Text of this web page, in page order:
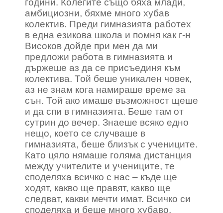
години. Колегите също бяха млади,
амбициозни, бяхме много хубав
колектив. Преди гимназията работех
в една езикова школа и помня как г-н
Високов дойде при мен да ми
предложи работа в гимназията и
държеше аз да се присъединя към
колектива. Той беше уникален човек,
аз не знам кога намираше време за
сън. Той ако имаше възможност щеше
и да спи в гимназията. Беше там от
сутрин до вечер. Знаеше всяко едно
нещо, което се случваше в
гимназията, беше близък с учениците.
Като цяло нямаше голяма дистанция
между учителите и учениците, те
споделяха всичко с нас – къде ще
ходят, какво ще правят, какво ще
следват, какви мечти имат. Всичко си
споделяха и беше много хубаво,